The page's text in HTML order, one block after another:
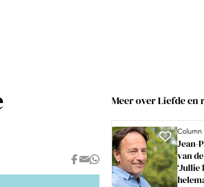
Meer over Liefde en
Column
Jean-
van
‘Jullie